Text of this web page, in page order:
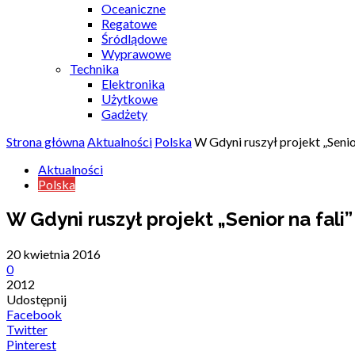
Oceaniczne
Regatowe
Śródlądowe
Wyprawowe
Technika
Elektronika
Użytkowe
Gadżety
Strona głównaAktualności PolskaW Gdyni ruszył projekt
Aktualności
Polska
W Gdyni ruszył projekt „Senior na fali”
20 kwietnia 2016
0
2012
Udostępnij
Facebook
Twitter
Pinterest